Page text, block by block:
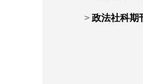
> 政法社科期